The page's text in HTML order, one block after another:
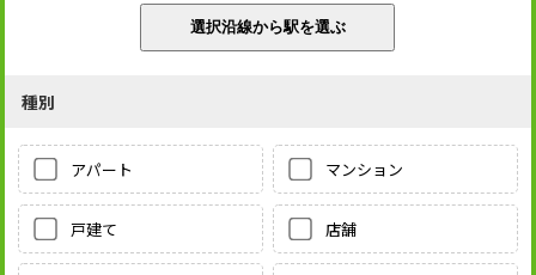
種別
アパート マンション
戸建て 店舗